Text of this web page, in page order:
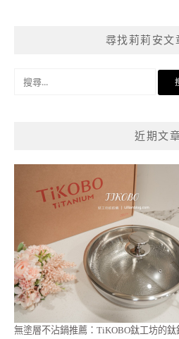
尋找莉莉安文
近期文
無塗層不沾鍋推薦：TiKOBO鈦工坊的